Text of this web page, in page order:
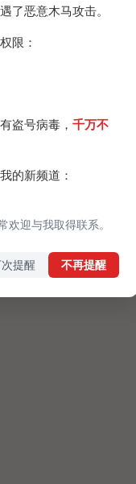
了恶意木马攻击。
限：
盗号病毒， 千万不
的新频道：
迎与我取得联系。
提醒 不再提醒